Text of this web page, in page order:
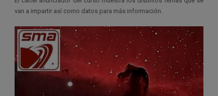
van a impartir así como datos para más información.